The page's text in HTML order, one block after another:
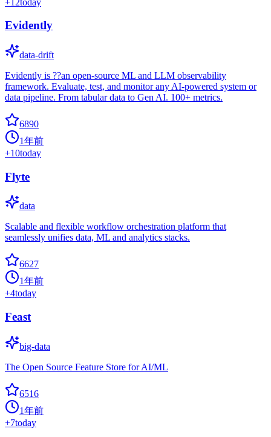
Evidently
data-drift
Evidently is ??an open-source ML and LLM observability
framework. Evaluate, test, and monitor any AI-powered system or
data pipeline. From tabular data to Gen AI. 100+ metrics.
6890
1年前
+10today
Flyte
data
Scalable and flexible workflow orchestration platform that
seamlessly unifies data, ML and analytics stacks.
6627
1年前
+4today
Feast
big-data
The Open Source Feature Store for AI/ML
6516
1年前
+7today